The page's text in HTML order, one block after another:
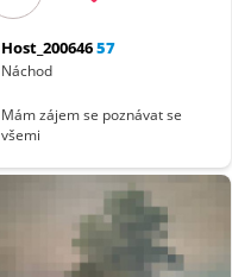
Host_20064657
Náchod
Mám zájem se poznávat se
všemi